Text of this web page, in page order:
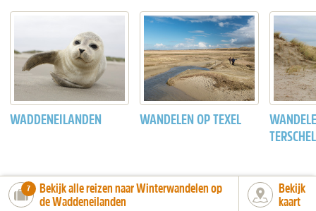
WADDENEILANDEN WANDELEN OP TEXEL
number_of_trips:
7
Bekijk alle reizen naar Winterwandelen op
de Waddeneilanden
Bekijk
kaart